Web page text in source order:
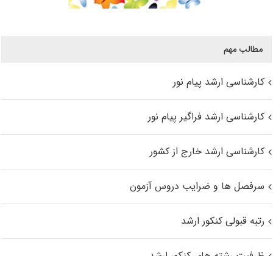
مطالب مهم
کارشناسی ارشد پیام نور
کارشناسی ارشد فراگیر پیام نور
کارشناسی ارشد خارج از کشور
سرفصل ها و ضرایب دروس آزمون
رتبه قبولی کنکور ارشد